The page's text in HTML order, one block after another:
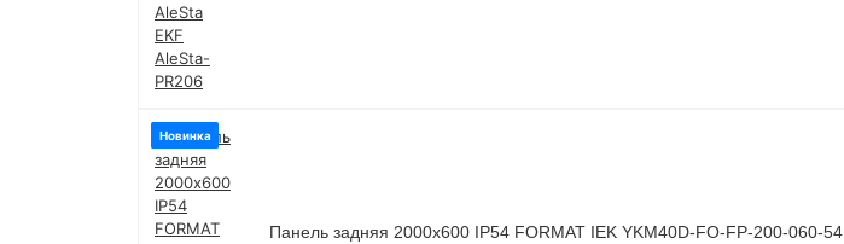
Новинка
Панель задняя 2000х600 IP54 FORMAT IEK YKM40D-FO-FP-200-060-54